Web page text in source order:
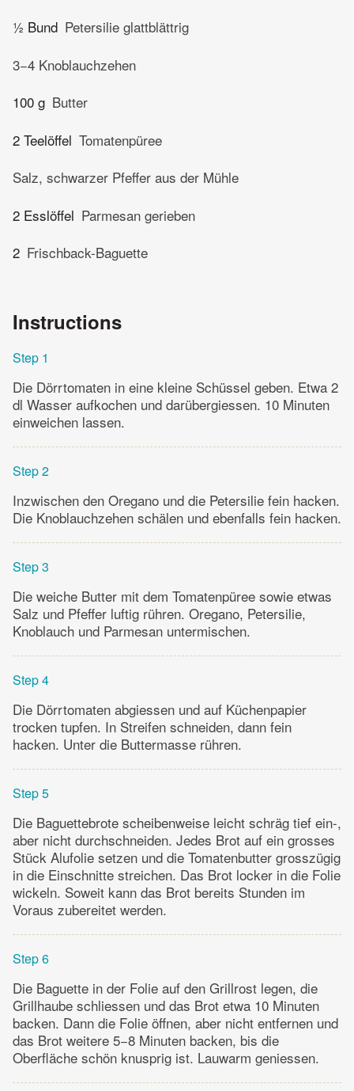
½ Bund Petersilie glattblättrig
3−4 Knoblauchzehen
100 g Butter
2 Teelöffel Tomatenpüree
Salz, schwarzer Pfeffer aus der Mühle
2 Esslöffel Parmesan gerieben
2 Frischback-Baguette
Instructions
Step 1
Die Dörrtomaten in eine kleine Schüssel geben. Etwa 2
dl Wasser aufkochen und darübergiessen. 10 Minuten
einweichen lassen.
Step 2
Inzwischen den Oregano und die Petersilie fein hacken.
Die Knoblauchzehen schälen und ebenfalls fein hacken.
Step 3
Die weiche Butter mit dem Tomatenpüree sowie etwas
Salz und Pfeffer luftig rühren. Oregano, Petersilie,
Knoblauch und Parmesan untermischen.
Step 4
Die Dörrtomaten abgiessen und auf Küchenpapier
trocken tupfen. In Streifen schneiden, dann fein
hacken. Unter die Buttermasse rühren.
Step 5
Die Baguettebrote scheibenweise leicht schräg tief ein-,
aber nicht durchschneiden. Jedes Brot auf ein grosses
Stück Alufolie setzen und die Tomatenbutter grosszügig
in die Einschnitte streichen. Das Brot locker in die Folie
wickeln. Soweit kann das Brot bereits Stunden im
Voraus zubereitet werden.
Step 6
Die Baguette in der Folie auf den Grillrost legen, die
Grillhaube schliessen und das Brot etwa 10 Minuten
backen. Dann die Folie öffnen, aber nicht entfernen und
das Brot weitere 5−8 Minuten backen, bis die
Oberfläche schön knusprig ist. Lauwarm geniessen.